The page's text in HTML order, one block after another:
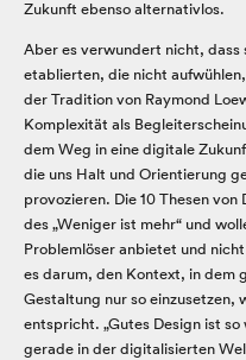
Zukunft ebenso alternativlos.
Aber es verwundert nicht, dass
etablierten, die nicht
der Tradition von Raymond
Komplexität als
dem Weg in eine digitale
die uns Halt und Orientierung
provozieren. Die 10 Thesen
des „Weniger ist mehr“ und
Problemlöser anbietet und
es darum, den Kontext, in dem
Gestaltung nur so einzusetzen,
entspricht. „Gutes Design ist
gerade in der digitalisierten